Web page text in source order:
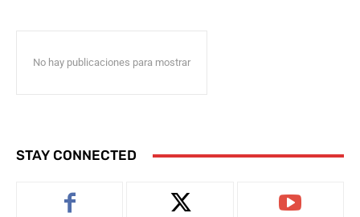
No hay publicaciones para mostrar
STAY CONNECTED